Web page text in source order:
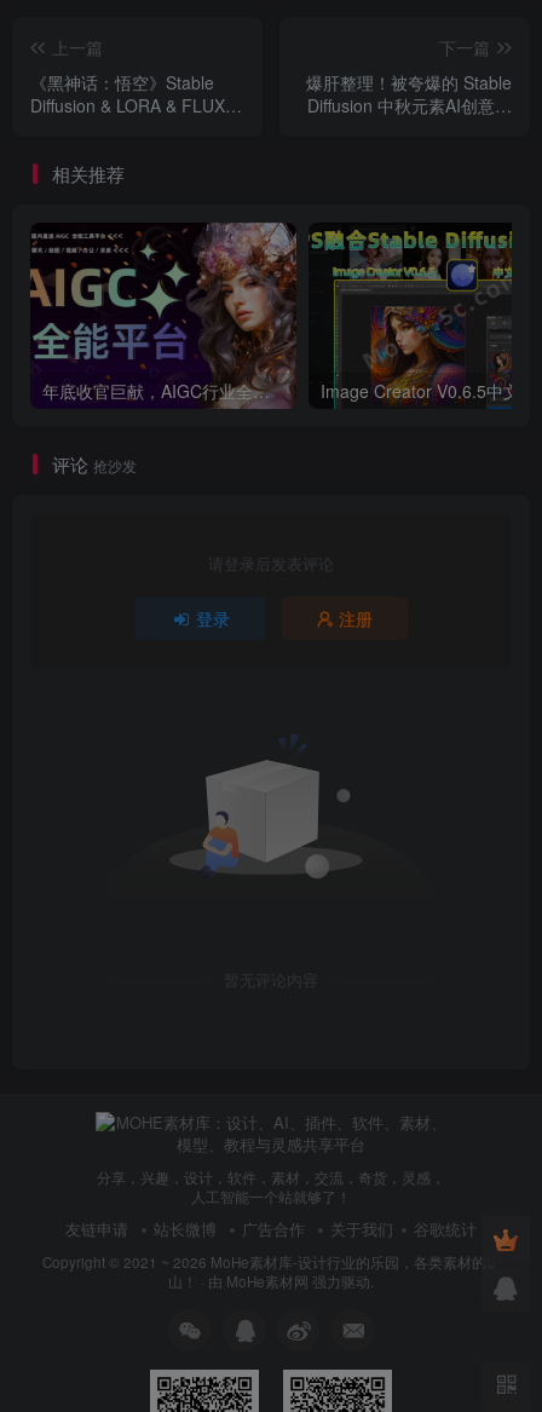
上一篇
《黑神话：悟空》Stable
Diffusion & LORA & FLUX1
先锋、蜘蛛精四妹、蜘蛛精
下一篇
爆肝整理！被夸爆的 Stable
Diffusion 中秋元素AI创意绘
相关推荐
年底收官巨献，AIGC行业全平台设计工具网站正式上线，助力创作者突破创作瓶颈，开启高效创作之旅[已下线]
评论 抢沙发
请登录后发表评论
登录 注册
暂无评论内容
分享，兴趣，设计，软件，素材，交流，奇货，灵感，
人工智能一个站就够了！
友链申请 站长微博 广告合作 关于我们 谷歌统计
Copyright © 2021 ~ 2026 MoHe素材库-设计行业的乐园，各类素材的矿
山！ · 由 MoHe素材网 强力驱动.